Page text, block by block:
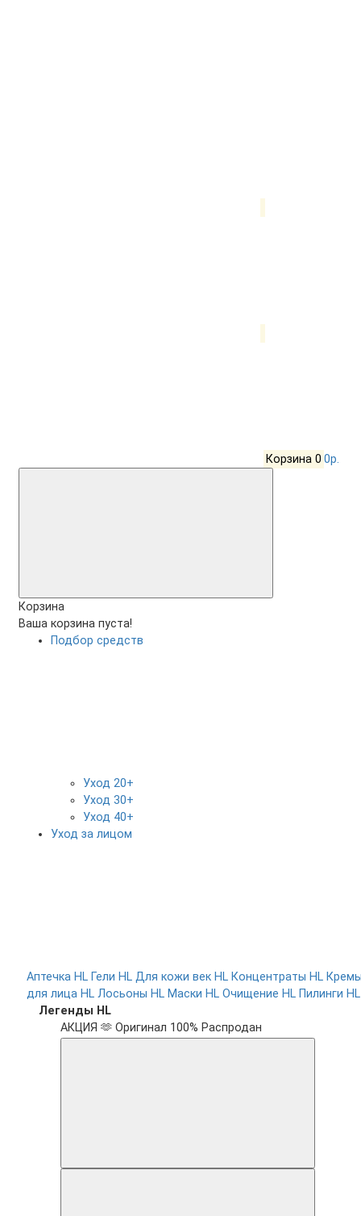
Корзина 0 0р.
Корзина
Ваша корзина пуста!
Подбор средств
Уход 20+
Уход 30+
Уход 40+
Уход за лицом
Аптечка HL Гели HL Для кожи век HL Концентраты HL
для лица HL Лосьоны HL Маски HL Очищение HL Пилинги HL
Легенды HL
АКЦИЯ 🫶 Оригинал 100% Распродан